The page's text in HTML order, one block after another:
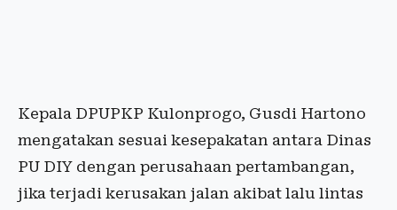
Kepala DPUPKP Kulonprogo, Gusdi Hartono
mengatakan sesuai kesepakatan antara Dinas
PU DIY dengan perusahaan pertambangan,
jika terjadi kerusakan jalan akibat lalu lintas